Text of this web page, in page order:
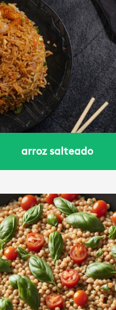
arroz salteado